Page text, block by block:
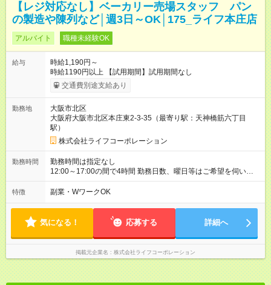
【レジ対応なし】ベーカリー売場スタッフ パン
の製造や陳列など│週3日～OK│175_ライフ本庄店
アルバイト 職種未経験OK
給与
時給1,190円～
時給1190円以上 【試用期間】試用期間なし
交通費別途支給あり
勤務地
大阪市北区
大阪府大阪市北区本庄東2-3-35（最寄り駅：天神橋筋六丁目
駅）
株式会社ライフコーポレーション
勤務時間
勤務時間は指定なし
12:00～17:00の間で4時間 勤務日数、曜日等はご希望を伺いま
す 上記時間帯以外をご希望の場合は、面接にてご相談くださ
い。
特徴 副業・WワークOK
気になる！ 応募する 詳細へ
掲載元企業名 株式会社ライフコーポレーション